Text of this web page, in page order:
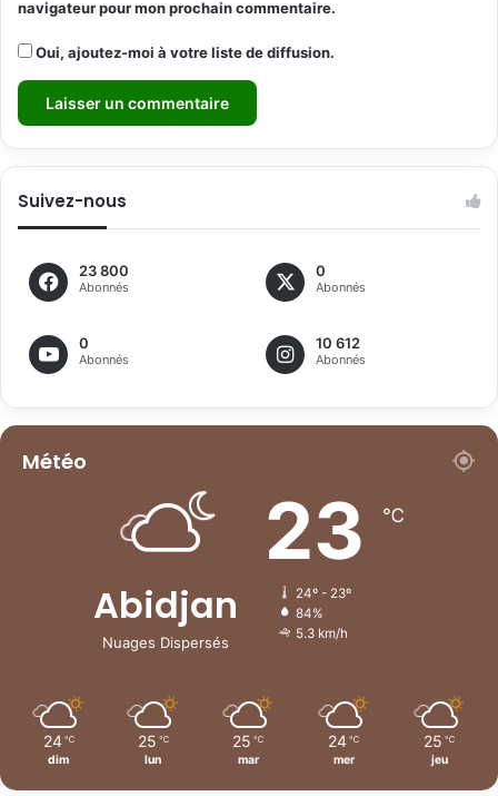
navigateur pour mon prochain commentaire.
Oui, ajoutez-moi à votre liste de diffusion.
Suivez-nous
23 800
Abonnés
0
Abonnés
0
Abonnés
10 612
Abonnés
Météo
Abidjan
Nuages Dispersés
23 ℃
24º - 23º
84%
5.3 km/h
24 ℃
dim
25 ℃
lun
25 ℃
mar
24 ℃
mer
25 ℃
jeu